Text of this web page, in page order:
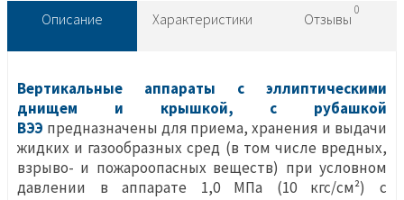
Описание Характеристики Отзывы
0
Вертикальные аппараты с эллиптическими
днищем и крышкой, с рубашкой
ВЭЭ предназначены для приема, хранения и выдачи
жидких и газообразных сред (в том числе вредных,
взрыво- и пожароопасных веществ) при условном
давлении в аппарате 1,0 МПа (10 кгс/см²) с